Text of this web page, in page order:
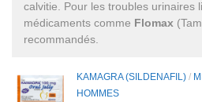
calvitie. Pour les troubles urinaires
médicaments comme Flomax
recommandés.
KAMAGRA (SILDENAFIL) /
HOMMES